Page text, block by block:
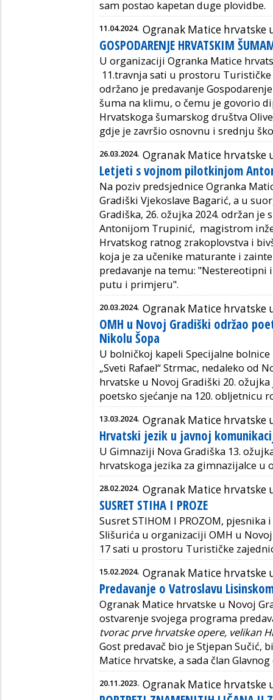
sam postao kapetan duge plovidbe.
11.04.2024. Ogranak Matice hrvatske
GOSPODARENJE HRVATSKIM
U organizaciji Ogranka Matice
11.travnja sati u prostoru Turističke
održano je predavanje
šuma na klimu, o čemu je govorio
Hrvatskoga šumarskog društva
gdje je završio osnovnu i srednju
26.03.2024. Ogranak Matice hrvatske
Letjeti s vojnom pilotkinjom
Na poziv predsjednice Ogranka
Gradiški Vjekoslave Bagarić, a u
Gradiška, 26. ožujka 2024. održan
Antonijom Trupinić, magistrom
Hrvatskog ratnog zrakoplovstva i
koja je za učenike maturante i
predavanje na temu: "Nestereotipni
putu i primjeru".
20.03.2024. Ogranak Matice hrvatske
OMH u Novoj Gradiški održao
Nikolu Šopa
U bolničkoj kapeli Specijalne
„Sveti Rafael“ Strmac, nedaleko od
hrvatske u Novoj Gradiški 20.
poetsko sjećanje na 120. obljetnicu
13.03.2024. Ogranak Matice hrvatske
Hrvatski jezik u javnoj
U Gimnaziji Nova Gradiška 13.
hrvatskoga jezika za gimnazijalce u
28.02.2024. Ogranak Matice hrvatske
SUSRET STIHA I PROZE
Susret STIHOM I PROZOM, pjesnika
Slišurića u organizaciji OMH u
17 sati u prostoru Turističke
15.02.2024. Ogranak Matice hrvatske
Predavanje o Vatroslavu
Ogranak Matice hrvatske u Novoj
ostvarenje svojega programa
tvorac prve hrvatske opere, velikan
Gost predavač bio je Stjepan
Matice hrvatske, a sada član
20.11.2023. Ogranak Matice hrvatske